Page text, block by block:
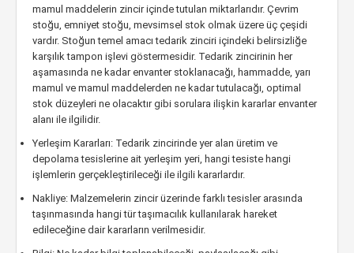
mamul maddelerin zincir içinde tutulan miktarlarıdır. Çevrim
stoğu, emniyet stoğu, mevsimsel stok olmak üzere üç çeşidi
vardır. Stoğun temel amacı tedarik zinciri içindeki belirsizliğe
karşılık tampon işlevi göstermesidir. Tedarik zincirinin her
aşamasında ne kadar envanter stoklanacağı, hammadde, yarı
mamul ve mamul maddelerden ne kadar tutulacağı, optimal
stok düzeyleri ne olacaktır gibi sorulara ilişkin kararlar envanter
alanı ile ilgilidir.
Yerleşim Kararları: Tedarik zincirinde yer alan üretim ve
depolama tesislerine ait yerleşim yeri, hangi tesiste hangi
işlemlerin gerçekleştirileceği ile ilgili kararlardır.
Nakliye: Malzemelerin zincir üzerinde farklı tesisler arasında
taşınmasında hangi tür taşımacılık kullanılarak hareket
edileceğine dair kararların verilmesidir.